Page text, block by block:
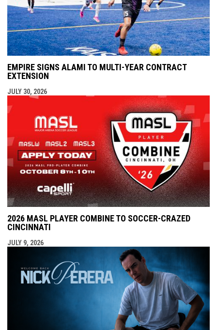
EMPIRE SIGNS ALAMI TO MULTI-YEAR CONTRACT
EXTENSION
JULY 30, 2026
2026 MASL PLAYER COMBINE TO SOCCER-CRAZED
CINCINNATI
JULY 9, 2026